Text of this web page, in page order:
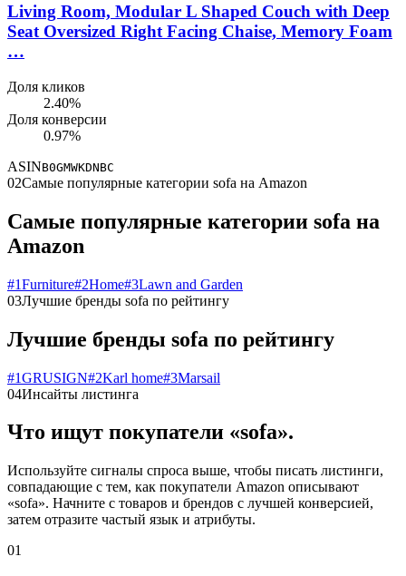
Living Room, Modular L Shaped Couch with Deep
Seat Oversized Right Facing Chaise, Memory Foam
…
Доля кликов
2.40%
Доля конверсии
0.97%
ASINB0GMWKDNBC
02Самые популярные категории sofa на Amazon
Самые популярные категории sofa на
Amazon
#1Furniture#2Home#3Lawn and Garden
03Лучшие бренды sofa по рейтингу
Лучшие бренды sofa по рейтингу
#1GRUSIGN#2Karl home#3Marsail
04Инсайты листинга
Что ищут покупатели «sofa».
Используйте сигналы спроса выше, чтобы писать листинги,
совпадающие с тем, как покупатели Amazon описывают
«sofa». Начните с товаров и брендов с лучшей конверсией,
затем отразите частый язык и атрибуты.
01